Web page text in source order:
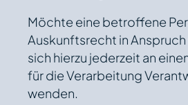
Möchte eine betroffene
Auskunftsrecht in Anspruch
sich hierzu jederzeit an
für die Verarbeitung
wenden.